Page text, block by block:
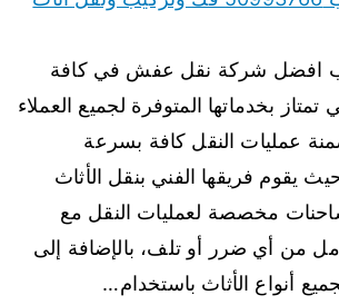
افضل شركة نقل عفش في كافة
تمتاز بخدماتها المتوفرة لجميع العملاء
عمليات النقل كافة بسرعة
يقوم فريقها الفني بنقل الأثاث
مخصصة لعمليات النقل مع
من أي ضرر أو تلف، بالإضافة إلى
أنواع الأثاث باستخدام…